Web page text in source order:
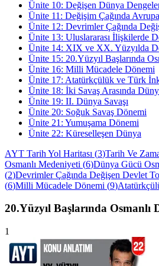
Ünite 10: Değişen Dünya
Ünite 11 : Değişim Çağında
Ünite 12: Devrimler Çağında
Ünite 13: Uluslararası İlişkilerde
Ünite 14: XIX ve XX. Yüzyılda
Ünite 15: 20.Yüzyıl Başlarında
Ünite 16: Milli Mücadele Dönemi
Ünite 17: Atatürkçülük ve Türk
Ünite 18: İki Savaş Arasında
Ünite 19: II. Dünya Savaşı
Ünite 20: Soğuk Savaş Dönemi
Ünite 21 : Yumuşama Dönemi
Ünite 22: Küreselleşen Dünya
AYT Tarih Yol Haritası (3)Tarih Ve
Osmanlı Medeniyeti (6)Dünya Gücü
(2)Devrimler Çağında Değişen Devlet
(6)Milli Mücadele Dönemi (9)
20.Yüzyıl Başlarında Osmanlı
1